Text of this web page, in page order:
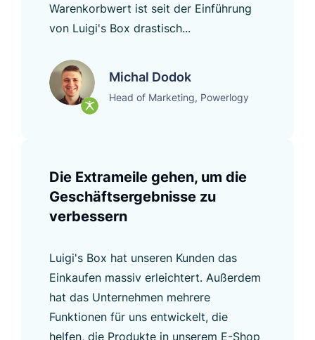
Warenkorbwert ist seit der Einführung
von Luigi's Box drastisch...
Michal Dodok
Head of Marketing, Powerlogy
Die Extrameile gehen, um die
Geschäftsergebnisse zu
verbessern
Luigi's Box hat unseren Kunden das
Einkaufen massiv erleichtert. Außerdem
hat das Unternehmen mehrere
Funktionen für uns entwickelt, die
helfen, die Produkte in unserem E-Shop